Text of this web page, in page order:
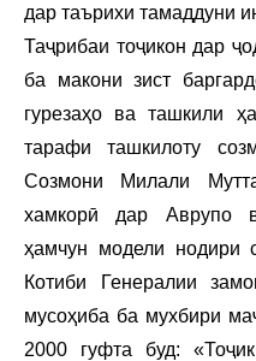
дар таърихи тамаддуни
Таҷрибаи тоҷикон дар
ба макони зист
гурезаҳо ва ташкили
тарафи ташкилоту
Созмони Милали
хамкорӣ дар Аврупо
ҳамчун модели нодири
Котиби Генералии
мусоҳиба ба мухбири
2000 гуфта буд: